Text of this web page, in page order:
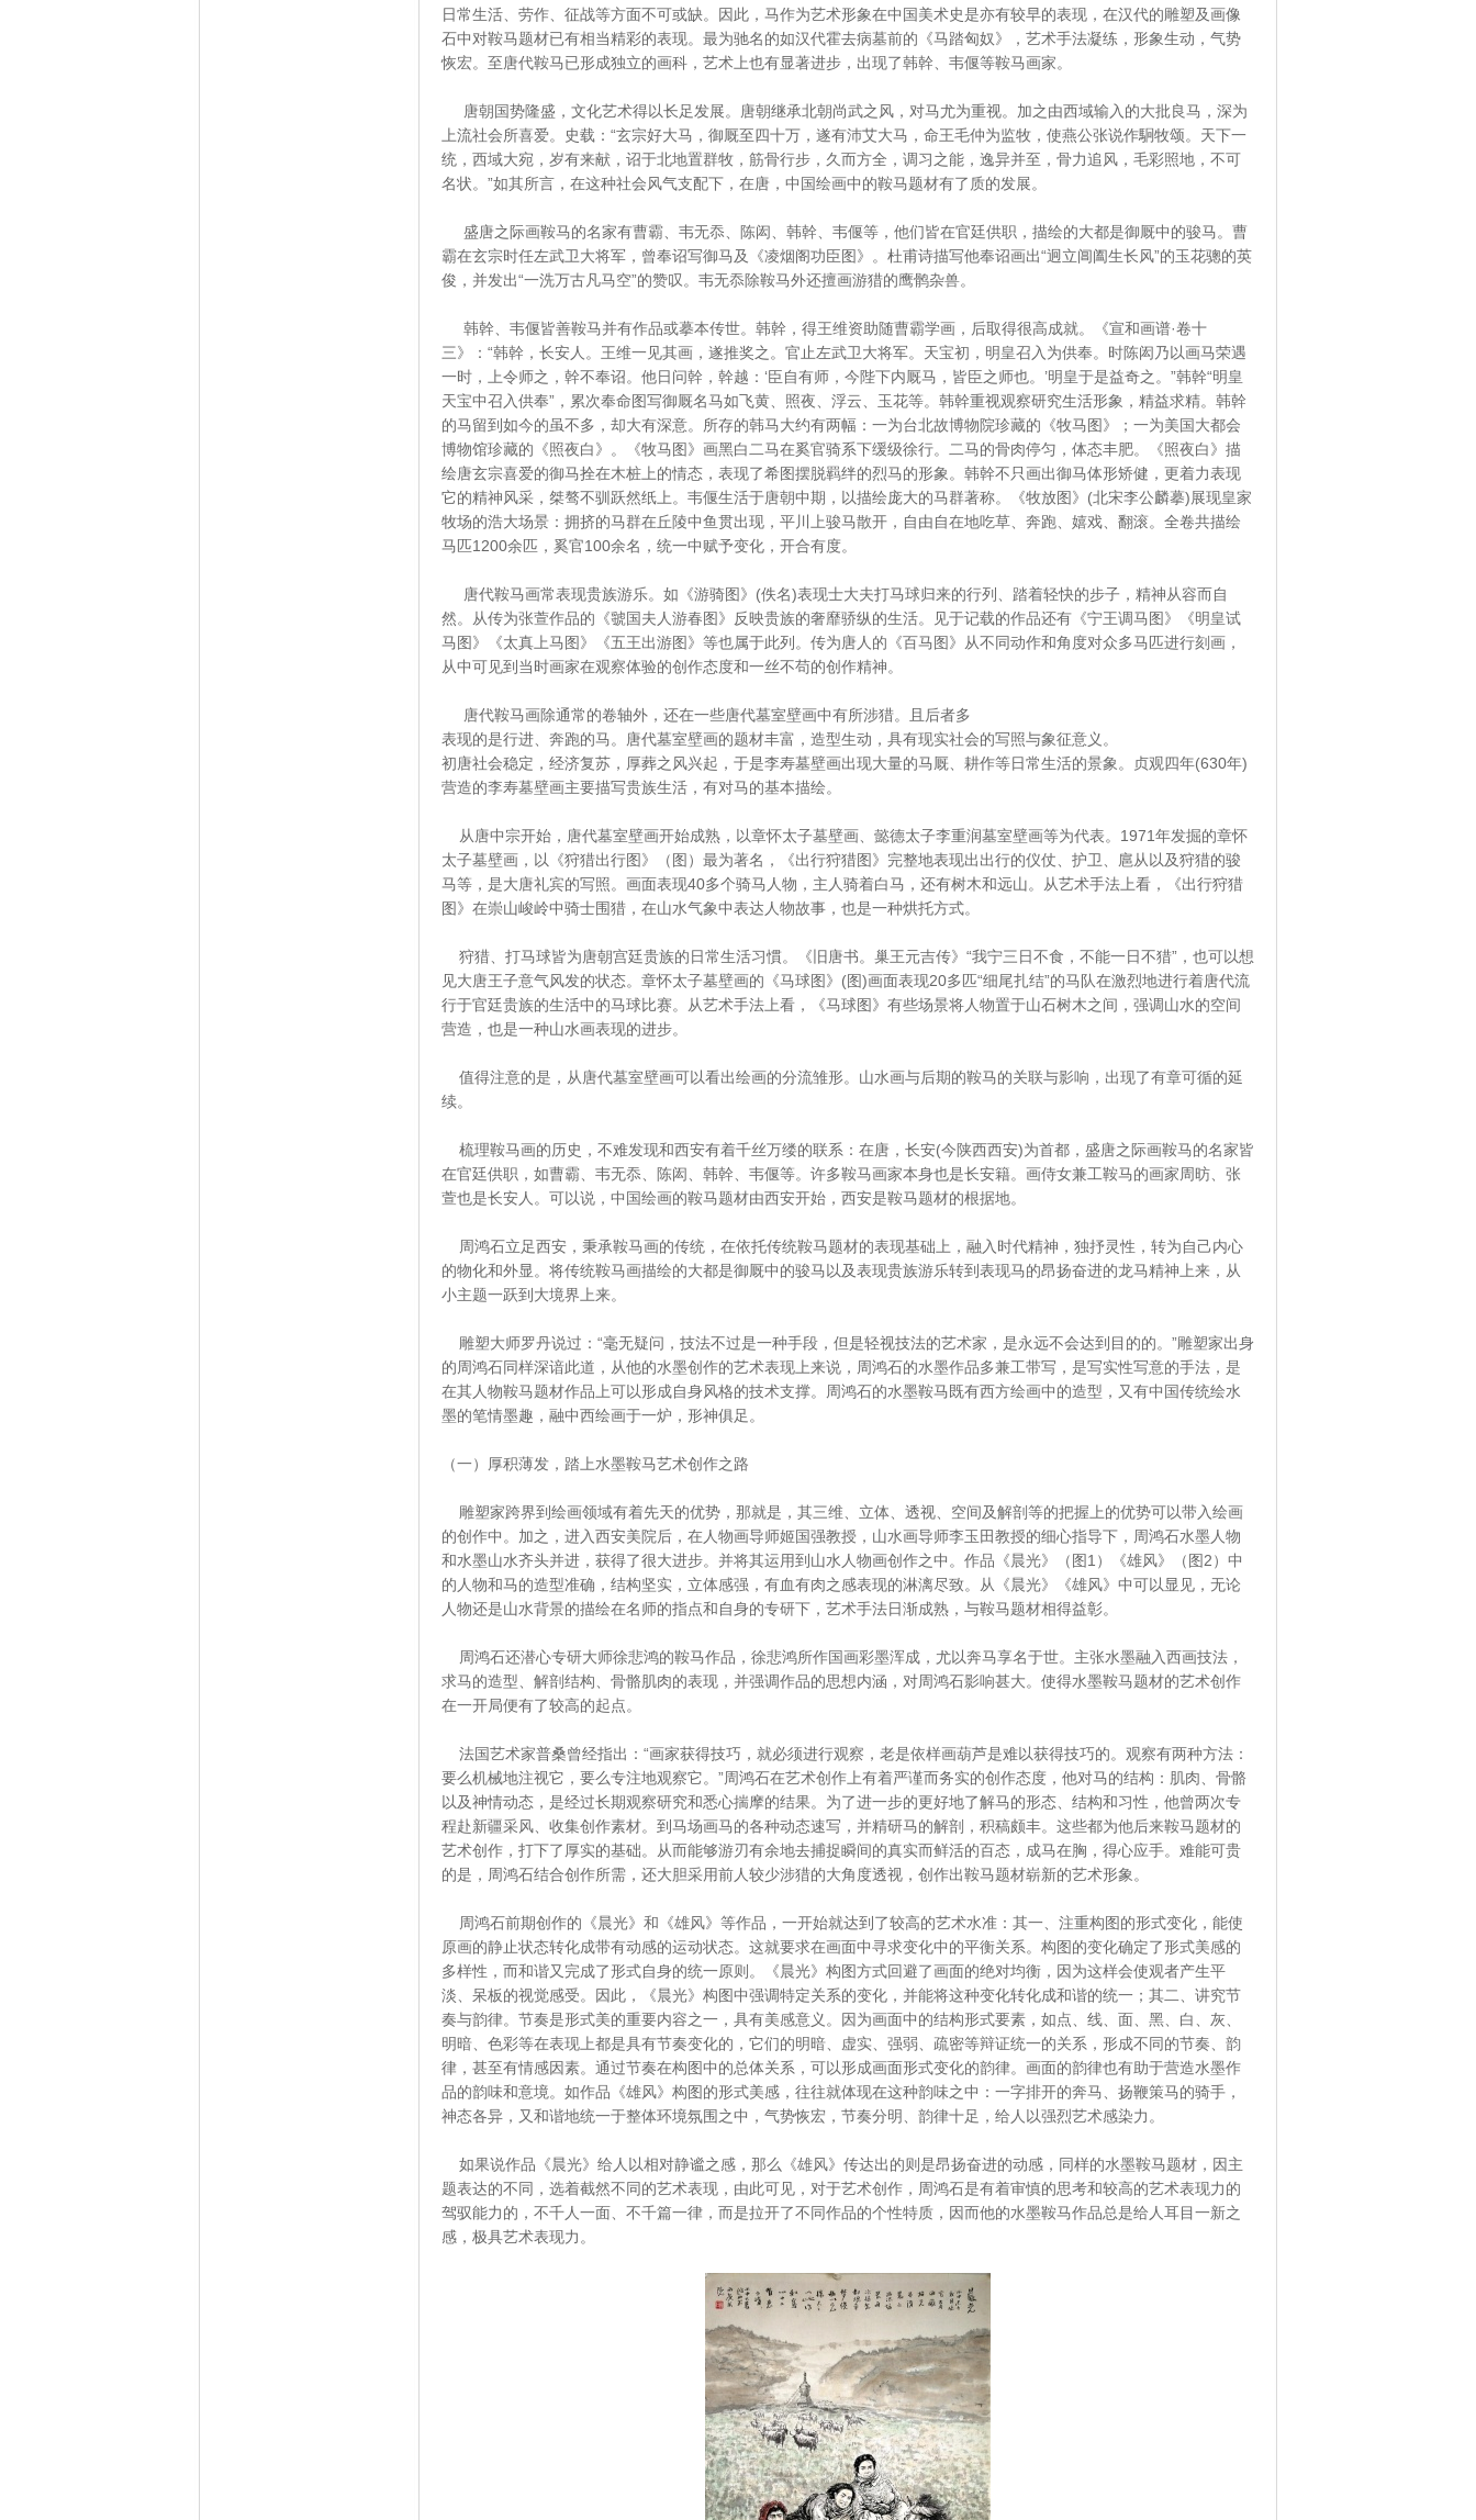
日常生活、劳作、征战等方面不可或缺。因此，马作为艺术形象在中国美术史是亦有较早的表现，在汉代的雕塑及画像
石中对鞍马题材已有相当精彩的表现。最为驰名的如汉代霍去病墓前的《马踏匈奴》，艺术手法凝练，形象生动，气势
恢宏。至唐代鞍马已形成独立的画科，艺术上也有显著进步，出现了韩幹、韦偃等鞍马画家。
唐朝国势隆盛，文化艺术得以长足发展。唐朝继承北朝尚武之风，对马尤为重视。加之由西域输入的大批良马，深为
上流社会所喜爱。史载：“玄宗好大马，御厩至四十万，遂有沛艾大马，命王毛仲为监牧，使燕公张说作駉牧颂。天下一
统，西域大宛，岁有来献，诏于北地置群牧，筋骨行步，久而方全，调习之能，逸异并至，骨力追风，毛彩照地，不可
名状。”如其所言，在这种社会风气支配下，在唐，中国绘画中的鞍马题材有了质的发展。
盛唐之际画鞍马的名家有曹霸、韦无忝、陈闳、韩幹、韦偃等，他们皆在官廷供职，描绘的大都是御厩中的骏马。曹
霸在玄宗时任左武卫大将军，曾奉诏写御马及《凌烟阁功臣图》。杜甫诗描写他奉诏画出“迥立阊阖生长风”的玉花骢的英
俊，并发出“一洗万古凡马空”的赞叹。韦无忝除鞍马外还擅画游猎的鹰鹘杂兽。
韩幹、韦偃皆善鞍马并有作品或摹本传世。韩幹，得王维资助随曹霸学画，后取得很高成就。《宣和画谱·卷十
三》：“韩幹，长安人。王维一见其画，遂推奖之。官止左武卫大将军。天宝初，明皇召入为供奉。时陈闳乃以画马荣遇
一时，上令师之，幹不奉诏。他日问幹，幹越：‘臣自有师，今陛下内厩马，皆臣之师也。’明皇于是益奇之。”韩幹“明皇
天宝中召入供奉”，累次奉命图写御厩名马如飞黄、照夜、浮云、玉花等。韩幹重视观察研究生活形象，精益求精。韩幹
的马留到如今的虽不多，却大有深意。所存的韩马大约有两幅：一为台北故博物院珍藏的《牧马图》；一为美国大都会
博物馆珍藏的《照夜白》。《牧马图》画黑白二马在奚官骑系下缓级徐行。二马的骨肉停匀，体态丰肥。《照夜白》描
绘唐玄宗喜爱的御马拴在木桩上的情态，表现了希图摆脱羁绊的烈马的形象。韩幹不只画出御马体形矫健，更着力表现
它的精神风采，桀骜不驯跃然纸上。韦偃生活于唐朝中期，以描绘庞大的马群著称。《牧放图》(北宋李公麟摹)展现皇家
牧场的浩大场景：拥挤的马群在丘陵中鱼贯出现，平川上骏马散开，自由自在地吃草、奔跑、嬉戏、翻滚。全卷共描绘
马匹1200余匹，奚官100余名，统一中赋予变化，开合有度。
唐代鞍马画常表现贵族游乐。如《游骑图》(佚名)表现士大夫打马球归来的行列、踏着轻快的步子，精神从容而自
然。从传为张萱作品的《虢国夫人游春图》反映贵族的奢靡骄纵的生活。见于记载的作品还有《宁王调马图》《明皇试
马图》《太真上马图》《五王出游图》等也属于此列。传为唐人的《百马图》从不同动作和角度对众多马匹进行刻画，
从中可见到当时画家在观察体验的创作态度和一丝不苟的创作精神。
唐代鞍马画除通常的卷轴外，还在一些唐代墓室壁画中有所涉猎。且后者多
表现的是行进、奔跑的马。唐代墓室壁画的题材丰富，造型生动，具有现实社会的写照与象征意义。
初唐社会稳定，经济复苏，厚葬之风兴起，于是李寿墓壁画出现大量的马厩、耕作等日常生活的景象。贞观四年(630年)
营造的李寿墓壁画主要描写贵族生活，有对马的基本描绘。
从唐中宗开始，唐代墓室壁画开始成熟，以章怀太子墓壁画、懿德太子李重润墓室壁画等为代表。1971年发掘的章怀
太子墓壁画，以《狩猎出行图》（图）最为著名，《出行狩猎图》完整地表现出出行的仪仗、护卫、扈从以及狩猎的骏
马等，是大唐礼宾的写照。画面表现40多个骑马人物，主人骑着白马，还有树木和远山。从艺术手法上看，《出行狩猎
图》在崇山峻岭中骑士围猎，在山水气象中表达人物故事，也是一种烘托方式。
狩猎、打马球皆为唐朝宫廷贵族的日常生活习慣。《旧唐书。巢王元吉传》“我宁三日不食，不能一日不猎”，也可以想
见大唐王子意气风发的状态。章怀太子墓壁画的《马球图》(图)画面表现20多匹“细尾扎结”的马队在激烈地进行着唐代流
行于官廷贵族的生活中的马球比赛。从艺术手法上看，《马球图》有些场景将人物置于山石树木之间，强调山水的空间
营造，也是一种山水画表现的进步。
值得注意的是，从唐代墓室壁画可以看出绘画的分流雏形。山水画与后期的鞍马的关联与影响，出现了有章可循的延
续。
梳理鞍马画的历史，不难发现和西安有着千丝万缕的联系：在唐，长安(今陕西西安)为首都，盛唐之际画鞍马的名家皆
在官廷供职，如曹霸、韦无忝、陈闳、韩幹、韦偃等。许多鞍马画家本身也是长安籍。画侍女兼工鞍马的画家周昉、张
萱也是长安人。可以说，中国绘画的鞍马题材由西安开始，西安是鞍马题材的根据地。
周鸿石立足西安，秉承鞍马画的传统，在依托传统鞍马题材的表现基础上，融入时代精神，独抒灵性，转为自己内心
的物化和外显。将传统鞍马画描绘的大都是御厩中的骏马以及表现贵族游乐转到表现马的昂扬奋进的龙马精神上来，从
小主题一跃到大境界上来。
雕塑大师罗丹说过：“毫无疑问，技法不过是一种手段，但是轻视技法的艺术家，是永远不会达到目的的。”雕塑家出身
的周鸿石同样深谙此道，从他的水墨创作的艺术表现上来说，周鸿石的水墨作品多兼工带写，是写实性写意的手法，是
在其人物鞍马题材作品上可以形成自身风格的技术支撑。周鸿石的水墨鞍马既有西方绘画中的造型，又有中国传统绘水
墨的笔情墨趣，融中西绘画于一炉，形神俱足。
（一）厚积薄发，踏上水墨鞍马艺术创作之路
雕塑家跨界到绘画领域有着先天的优势，那就是，其三维、立体、透视、空间及解剖等的把握上的优势可以带入绘画
的创作中。加之，进入西安美院后，在人物画导师姬国强教授，山水画导师李玉田教授的细心指导下，周鸿石水墨人物
和水墨山水齐头并进，获得了很大进步。并将其运用到山水人物画创作之中。作品《晨光》（图1）《雄风》（图2）中
的人物和马的造型准确，结构坚实，立体感强，有血有肉之感表现的淋漓尽致。从《晨光》《雄风》中可以显见，无论
人物还是山水背景的描绘在名师的指点和自身的专研下，艺术手法日渐成熟，与鞍马题材相得益彰。
周鸿石还潜心专研大师徐悲鸿的鞍马作品，徐悲鸿所作国画彩墨浑成，尤以奔马享名于世。主张水墨融入西画技法，
求马的造型、解剖结构、骨骼肌肉的表现，并强调作品的思想内涵，对周鸿石影响甚大。使得水墨鞍马题材的艺术创作
在一开局便有了较高的起点。
法国艺术家普桑曾经指出：“画家获得技巧，就必须进行观察，老是依样画葫芦是难以获得技巧的。观察有两种方法：
要么机械地注视它，要么专注地观察它。”周鸿石在艺术创作上有着严谨而务实的创作态度，他对马的结构：肌肉、骨骼
以及神情动态，是经过长期观察研究和悉心揣摩的结果。为了进一步的更好地了解马的形态、结构和习性，他曾两次专
程赴新疆采风、收集创作素材。到马场画马的各种动态速写，并精研马的解剖，积稿颇丰。这些都为他后来鞍马题材的
艺术创作，打下了厚实的基础。从而能够游刃有余地去捕捉瞬间的真实而鲜活的百态，成马在胸，得心应手。难能可贵
的是，周鸿石结合创作所需，还大胆采用前人较少涉猎的大角度透视，创作出鞍马题材崭新的艺术形象。
周鸿石前期创作的《晨光》和《雄风》等作品，一开始就达到了较高的艺术水准：其一、注重构图的形式变化，能使
原画的静止状态转化成带有动感的运动状态。这就要求在画面中寻求变化中的平衡关系。构图的变化确定了形式美感的
多样性，而和谐又完成了形式自身的统一原则。《晨光》构图方式回避了画面的绝对均衡，因为这样会使观者产生平
淡、呆板的视觉感受。因此，《晨光》构图中强调特定关系的变化，并能将这种变化转化成和谐的统一；其二、讲究节
奏与韵律。节奏是形式美的重要内容之一，具有美感意义。因为画面中的结构形式要素，如点、线、面、黑、白、灰、
明暗、色彩等在表现上都是具有节奏变化的，它们的明暗、虚实、强弱、疏密等辩证统一的关系，形成不同的节奏、韵
律，甚至有情感因素。通过节奏在构图中的总体关系，可以形成画面形式变化的韵律。画面的韵律也有助于营造水墨作
品的韵味和意境。如作品《雄风》构图的形式美感，往往就体现在这种韵味之中：一字排开的奔马、扬鞭策马的骑手，
神态各异，又和谐地统一于整体环境氛围之中，气势恢宏，节奏分明、韵律十足，给人以强烈艺术感染力。
如果说作品《晨光》给人以相对静谧之感，那么《雄风》传达出的则是昂扬奋进的动感，同样的水墨鞍马题材，因主
题表达的不同，选着截然不同的艺术表现，由此可见，对于艺术创作，周鸿石是有着审慎的思考和较高的艺术表现力的
驾驭能力的，不千人一面、不千篇一律，而是拉开了不同作品的个性特质，因而他的水墨鞍马作品总是给人耳目一新之
感，极具艺术表现力。